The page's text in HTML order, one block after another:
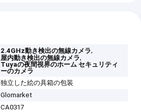
2.4GHz動き検出の無線カメラ,
屋内動き検出の無線カメラ,
Tuyaの夜間視界のホーム セキュリティ
ーのカメラ
独立した絵の具箱の包装
Glomarket
CA0317